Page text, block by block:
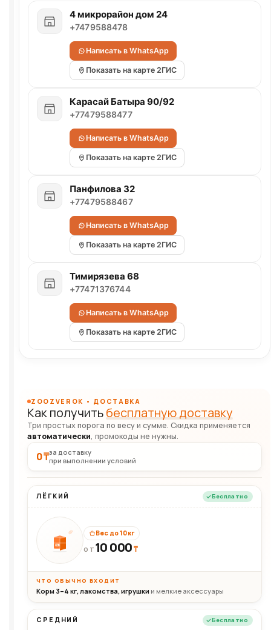
4 микрорайон дом 24
+7479588478
Написать в WhatsApp
Показать на карте 2ГИС
Карасай Батыра 90/92
+77479588477
Написать в WhatsApp
Показать на карте 2ГИС
Панфилова 32
+77479588467
Написать в WhatsApp
Показать на карте 2ГИС
Тимирязева 68
+77471376744
Написать в WhatsApp
Показать на карте 2ГИС
ZOOZVEROK • ДОСТАВКА
Как получитьбесплатную доставку
Три простых порога по весу и сумме. Скидка применяется
автоматически, промокоды не нужны.
0 ₸за доставку
при выполнении условий
ЛЁГКИЙ Бесплатно
10кг
Вес до 10 кг
ОТ 10 000₸
ЧТО ОБЫЧНО ВХОДИТ
Корм 3–4 кг, лакомства, игрушки и мелкие аксессуары
СРЕДНИЙ Бесплатно